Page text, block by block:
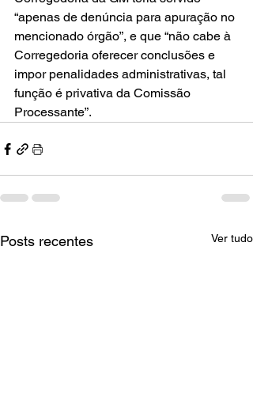
“apenas de denúncia para apuração no
mencionado órgão”, e que “não cabe à
Corregedoria oferecer conclusões e
impor penalidades administrativas, tal
função é privativa da Comissão
Processante”.
Posts recentes Ver tudo